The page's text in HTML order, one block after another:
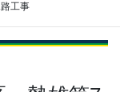
工事